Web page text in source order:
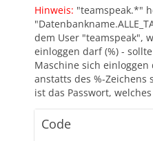
Hinweis: "teamspeak.*"
dem User "teamspeak",
einloggen darf (%) -
Maschine sich
anstatts des %-Zeichens
ist das Passwort,
Code